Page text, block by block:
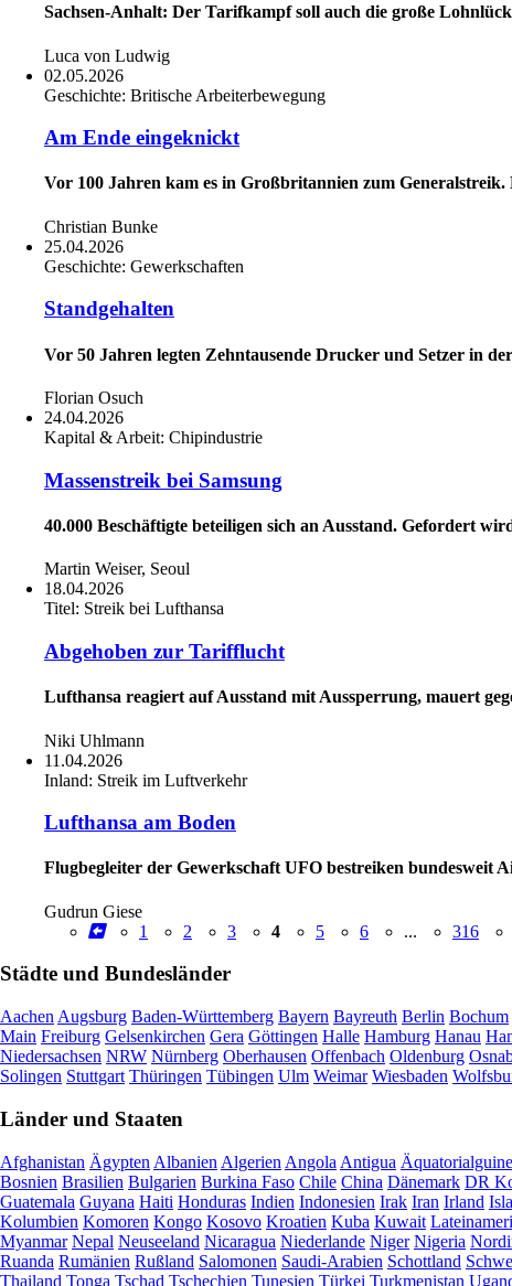
Sachsen-Anhalt: Der Tarifkampf soll auch die große
Luca von Ludwig
02.05.2026
Geschichte: Britische Arbeiterbewegung
Am Ende eingeknickt
Vor 100 Jahren kam es in Großbritannien zum Generalstreik.
Christian Bunke
25.04.2026
Geschichte: Gewerkschaften
Standgehalten
Vor 50 Jahren legten Zehntausende Drucker und Setzer in
Florian Osuch
24.04.2026
Kapital & Arbeit: Chipindustrie
Massenstreik bei Samsung
40.000 Beschäftigte beteiligen sich an Ausstand. Gefordert
Martin Weiser, Seoul
18.04.2026
Titel: Streik bei Lufthansa
Abgehoben zur Tarifflucht
Lufthansa reagiert auf Ausstand mit Aussperrung, mauert
Niki Uhlmann
11.04.2026
Inland: Streik im Luftverkehr
Lufthansa am Boden
Flugbegleiter der Gewerkschaft UFO bestreiken bundesweit
Gudrun Giese
1
2 3 4 5 6 ... 316
Städte und Bundesländer
Aachen Augsburg Baden-Württemberg Bayern Bayreuth Berlin Bochum
Main Freiburg Gelsenkirchen Gera Göttingen Halle Hamburg Hanau
Niedersachsen NRW Nürnberg Oberhausen Offenbach Oldenburg
Solingen Stuttgart Thüringen Tübingen Ulm Weimar Wiesbaden
Länder und Staaten
Afghanistan Ägypten Albanien Algerien Angola Antigua
Bosnien Brasilien Bulgarien Burkina Faso Chile China Dänemark DR
Guatemala Guyana Haiti Honduras Indien Indonesien Irak Iran Irland
Kolumbien Komoren Kongo Kosovo Kroatien Kuba Kuwait
Myanmar Nepal Neuseeland Nicaragua Niederlande Niger Nigeria
Ruanda Rumänien Rußland Salomonen Saudi-Arabien Schottland
Thailand Tonga Tschad Tschechien Tunesien Türkei Turkmenistan